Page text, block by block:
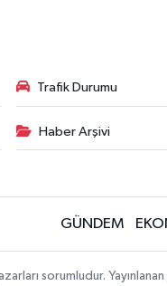
Trafik Durumu
Haber Arşivi
GÜNDEM
sorumludur.